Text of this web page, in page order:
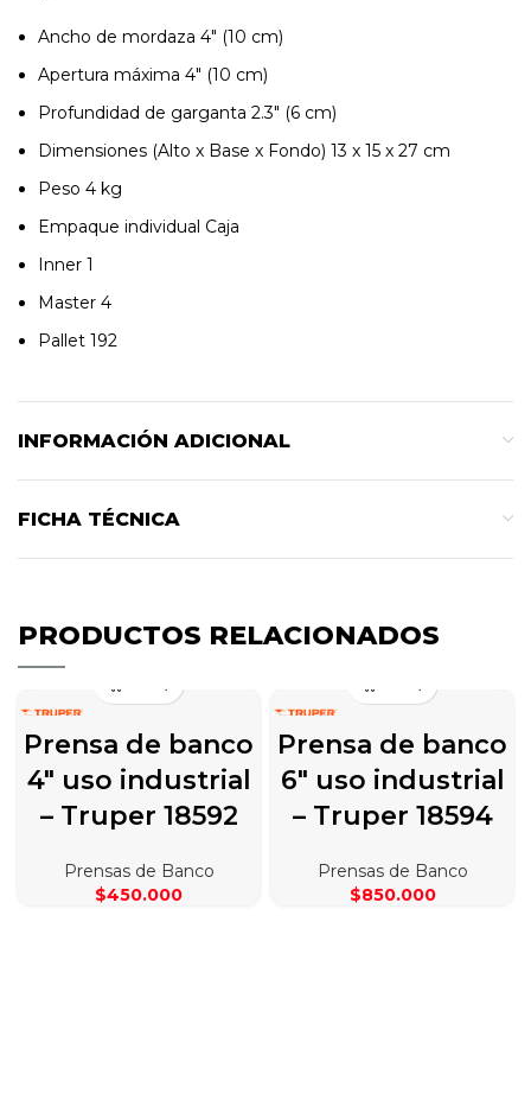
Ancho de mordaza 4″ (10 cm)
Apertura máxima 4″ (10 cm)
Profundidad de garganta 2.3″ (6 cm)
Dimensiones (Alto x Base x Fondo) 13 x 15 x 27 cm
Peso 4 kg
Empaque individual Caja
Inner 1
Master 4
Pallet 192
INFORMACIÓN ADICIONAL
FICHA TÉCNICA
PRODUCTOS RELACIONADOS
Prensa de banco
4″ uso industrial
– Truper 18592
Prensas de Banco
$450.000
Prensa de banco
6″ uso industrial
– Truper 18594
Prensas de Banco
$850.000